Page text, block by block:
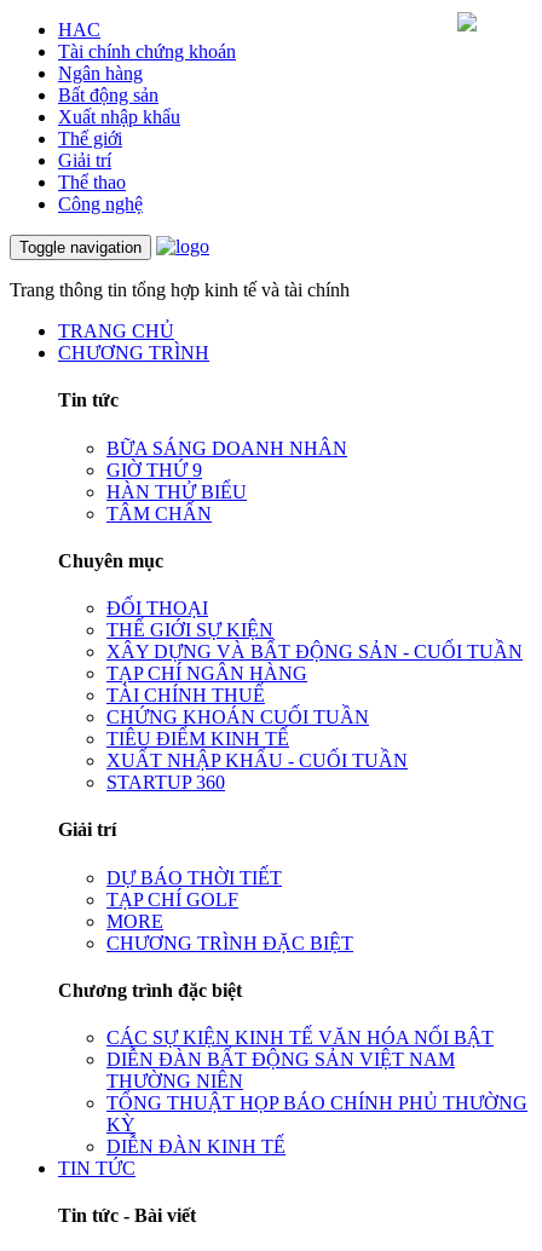
HAC
Tài chính chứng khoán
Ngân hàng
Bất động sản
Xuất nhập khẩu
Thế giới
Giải trí
Thể thao
Công nghệ
Toggle navigation
Trang thông tin tổng hợp kinh tế và tài chính
TRANG CHỦ
CHƯƠNG TRÌNH
Tin tức
BỮA SÁNG DOANH NHÂN
GIỜ THỨ 9
HÀN THỬ BIỂU
TÂM CHẤN
Chuyên mục
ĐỐI THOẠI
THẾ GIỚI SỰ KIỆN
XÂY DỰNG VÀ BẤT ĐỘNG SẢN - CUỐI TUẦN
TẠP CHÍ NGÂN HÀNG
TÀI CHÍNH THUẾ
CHỨNG KHOÁN CUỐI TUẦN
TIÊU ĐIỂM KINH TẾ
XUẤT NHẬP KHẨU - CUỐI TUẦN
STARTUP 360
Giải trí
DỰ BÁO THỜI TIẾT
TẠP CHÍ GOLF
MORE
CHƯƠNG TRÌNH ĐẶC BIỆT
Chương trình đặc biệt
CÁC SỰ KIỆN KINH TẾ VĂN HÓA NỔI BẬT
DIỄN ĐÀN BẤT ĐỘNG SẢN VIỆT NAM
THƯỜNG NIÊN
TỔNG THUẬT HỌP BÁO CHÍNH PHỦ THƯỜNG
KỲ
DIỄN ĐÀN KINH TẾ
TIN TỨC
Tin tức - Bài viết